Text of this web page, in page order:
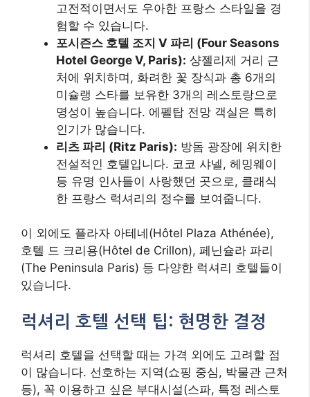
고전적이면서도 우아한 프랑스 스타일을 경
험할 수 있습니다.
포시즌스 호텔 조지 V 파리 (Four Seasons
Hotel George V, Paris): 샹젤리제 거리 근
처에 위치하며, 화려한 꽃 장식과 총 6개의
미슐랭 스타를 보유한 3개의 레스토랑으로
명성이 높습니다. 에펠탑 전망 객실은 특히
인기가 많습니다.
리츠 파리 (Ritz Paris): 방돔 광장에 위치한
전설적인 호텔입니다. 코코 샤넬, 헤밍웨이
등 유명 인사들이 사랑했던 곳으로, 클래식
한 프랑스 럭셔리의 정수를 보여줍니다.
이 외에도 플라자 아테네(Hôtel Plaza Athénée),
호텔 드 크리용(Hôtel de Crillon), 페닌슐라 파리
(The Peninsula Paris) 등 다양한 럭셔리 호텔들이
있습니다.
럭셔리 호텔 선택 팁: 현명한 결정
럭셔리 호텔을 선택할 때는 가격 외에도 고려할 점
이 많습니다. 선호하는 지역(쇼핑 중심, 박물관 근처
등), 꼭 이용하고 싶은 부대시설(스파, 특정 레스토